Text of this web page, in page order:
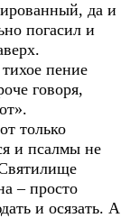
да и
погасил и
пение
говоря,
только
и псалмы не
– просто
и осязать. А